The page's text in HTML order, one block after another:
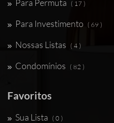
Para Permuta ( 17 )
Para Investimento ( 69 )
Nossas Listas ( 4 )
Condomínios ( 82 )
Favoritos
Sua Lista ( 0 )